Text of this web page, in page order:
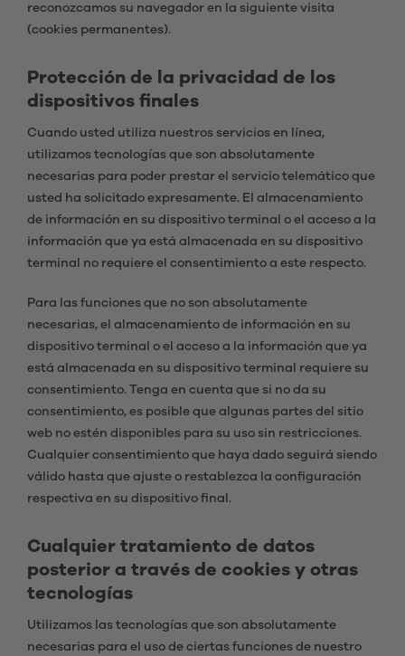
reconozcamos su navegador en la siguiente visita
(cookies permanentes).
Protección de la privacidad de los
dispositivos finales
Cuando usted utiliza nuestros servicios en línea,
utilizamos tecnologías que son absolutamente
necesarias para poder prestar el servicio telemático que
usted ha solicitado expresamente. El almacenamiento
de información en su dispositivo terminal o el acceso a la
información que ya está almacenada en su dispositivo
terminal no requiere el consentimiento a este respecto.
Para las funciones que no son absolutamente
necesarias, el almacenamiento de información en su
dispositivo terminal o el acceso a la información que ya
está almacenada en su dispositivo terminal requiere su
consentimiento. Tenga en cuenta que si no da su
consentimiento, es posible que algunas partes del sitio
web no estén disponibles para su uso sin restricciones.
Cualquier consentimiento que haya dado seguirá siendo
válido hasta que ajuste o restablezca la configuración
respectiva en su dispositivo final.
Cualquier tratamiento de datos
posterior a través de cookies y otras
tecnologías
Utilizamos las tecnologías que son absolutamente
necesarias para el uso de ciertas funciones de nuestro